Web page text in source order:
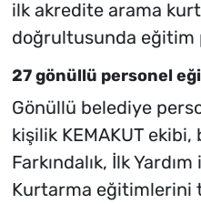
ilk akredite arama
doğrultusunda eğitim
27 gönüllü personel
Gönüllü belediye
kişilik KEMAKUT
Farkındalık, İlk
Kurtarma eğitimlerini